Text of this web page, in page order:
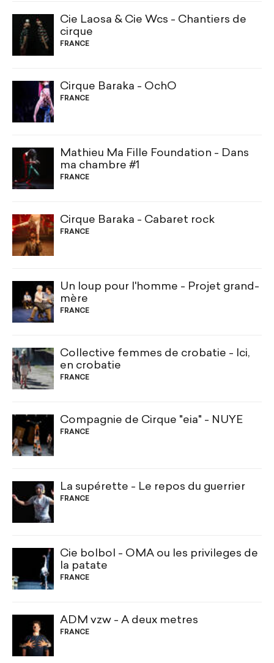
Cie Laosa & Cie Wcs - Chantiers de
cirque
FRANCE
Cirque Baraka - OchO
FRANCE
Mathieu Ma Fille Foundation - Dans
ma chambre #1
FRANCE
Cirque Baraka - Cabaret rock
FRANCE
Un loup pour l'homme - Projet grand-
mère
FRANCE
Collective femmes de crobatie - Ici,
en crobatie
FRANCE
Compagnie de Cirque "eia" - NUYE
FRANCE
La supérette - Le repos du guerrier
FRANCE
Cie bolbol - OMA ou les privileges de
la patate
FRANCE
ADM vzw - A deux metres
FRANCE